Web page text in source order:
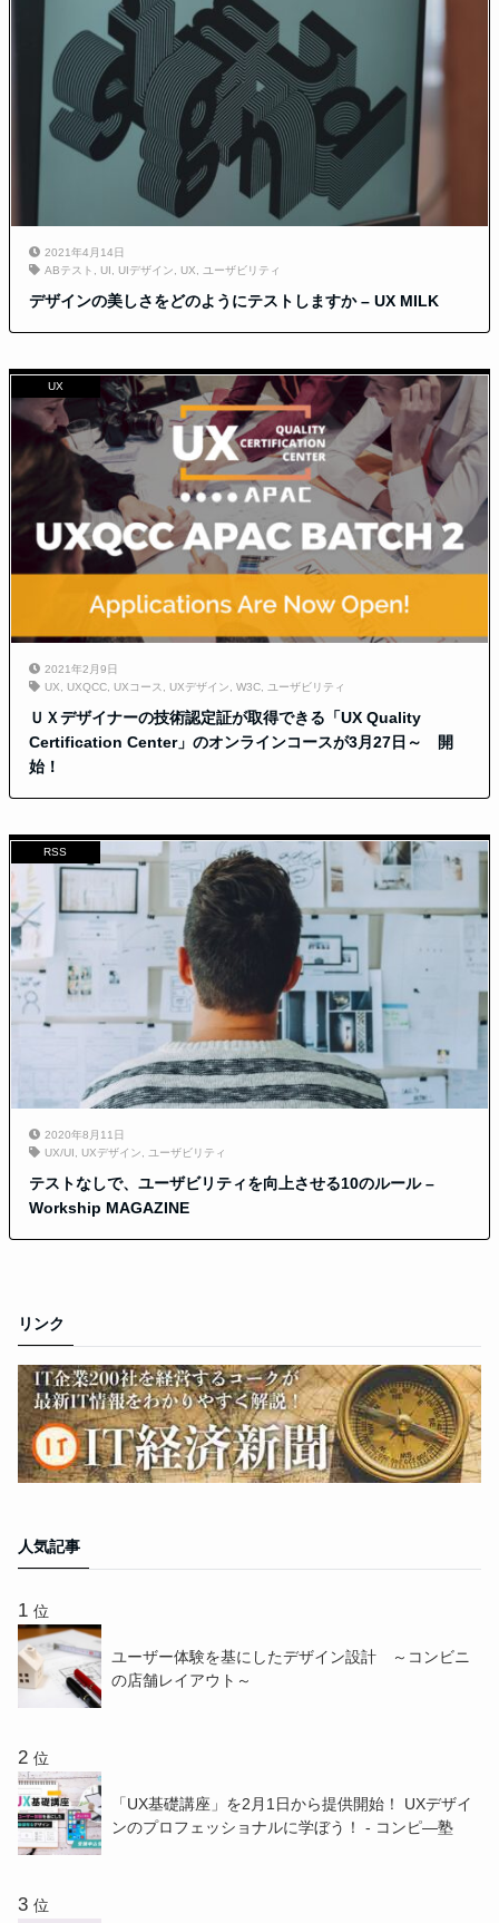
2021年4月14日
ABテスト
UI UIデザイン UX ユーザビリティ
デザインの美しさをどのようにテストしますか – UX MILK
UX
2021年2月9日
UX
UXQCC, UXコース UXデザイン W3C, ユーザビリティ
ＵＸデザイナーの技術認定証が取得できる「UX Quality
Certification Center」のオンラインコースが3月27日～ 開
始！
RSS
2020年8月11日
UX/UI
UXデザイン ユーザビリティ
テストなしで、ユーザビリティを向上させる10のルール –
Workship MAGAZINE
リンク
人気記事
位
ユーザー体験を基にしたデザイン設計 ～コンビニ
の店舗レイアウト～
位
「UX基礎講座」を2月1日から提供開始！ UXデザイ
ンのプロフェッショナルに学ぼう！ - コンピ―塾
位